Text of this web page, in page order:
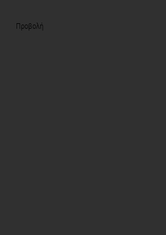
Προβολή